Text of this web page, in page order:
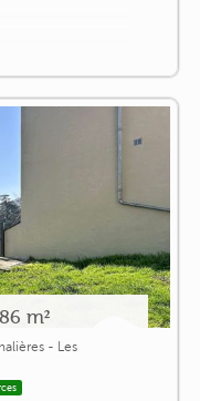
m²
- Les